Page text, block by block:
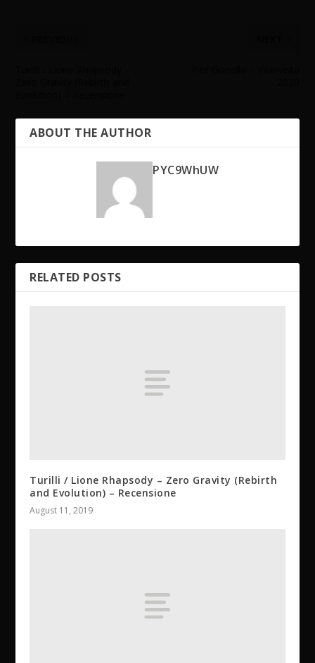
ABOUT THE AUTHOR
PYC9WhUW
RELATED POSTS
Turilli / Lione Rhapsody – Zero Gravity (Rebirth
and Evolution) – Recensione
August 11, 2019